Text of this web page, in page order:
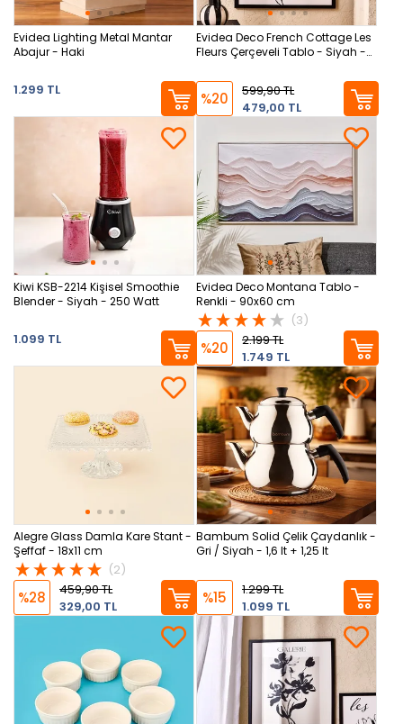
Evidea Lighting Metal Mantar
Abajur - Haki
1.299 TL
Evidea Deco French Cottage Les
Fleurs Çerçeveli Tablo - Siyah -
%20
599,90 TL
479,00 TL
Kiwi KSB-2214 Kişisel Smoothie
Blender - Siyah - 250 Watt
1.099 TL
Evidea Deco Montana Tablo -
Renkli - 90x60 cm
(3)
%20
2.199 TL
1.749 TL
Alegre Glass Damla Kare Stant -
Şeffaf - 18x11 cm
(2)
%28
459,90 TL
329,00 TL
Bambum Solid Çelik Çaydanlık -
Gri / Siyah - 1,6 lt + 1,25 lt
%15
1.299 TL
1.099 TL